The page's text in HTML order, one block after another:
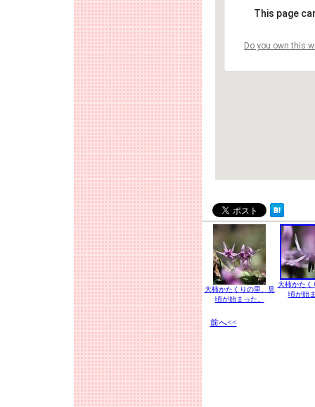
This page
Do you own this
大柿かたくりの里、見
頃が始まった。
大柿かたく
頃が始
前へ<<